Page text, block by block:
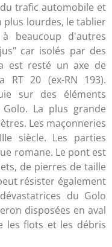
trafic automobile et
plus lourdes, le tablier
beaucoup d'autres
car isolés par des
est resté un axe de
RT 20 (ex-RN 193).
sur des éléments
La plus grande
Les maçonneries
siècle. Les parties
romane. Le pont est
de pierres de taille
résister également
du Golo
disposées en aval
les flots et les débris